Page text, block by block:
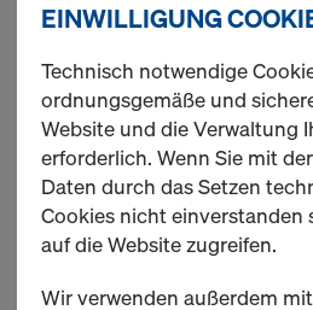
DokaXlight
5 Produkte gefunden
Meist gesucht
Xlife-
EINWILLIGUNG
Technisch notwendige
ordnungsgemäße und
Website und die Verwaltung
erforderlich. Wenn Sie mit
Daten durch das Setzen
Cookies nicht einverstanden
auf die Website zugreifen.
Wir verwenden außerdem